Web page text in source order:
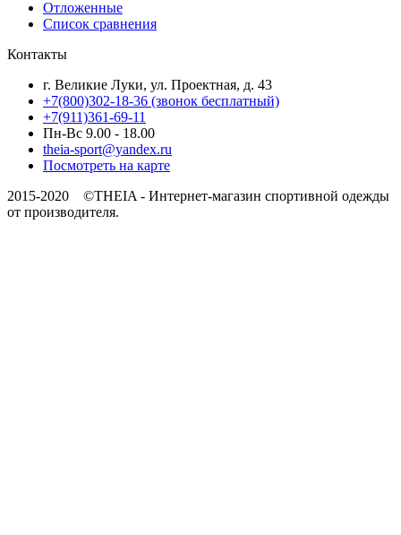
Отложенные
Список сравнения
Контакты
г. Великие Луки, ул. Проектная, д. 43
+7(800)302-18-36 (звонок бесплатный)
+7(911)361-69-11
Пн-Вс 9.00 - 18.00
theia-sport@yandex.ru
Посмотреть на карте
2015-2020 ©THEIA - Интернет-магазин спортивной одежды
от производителя.